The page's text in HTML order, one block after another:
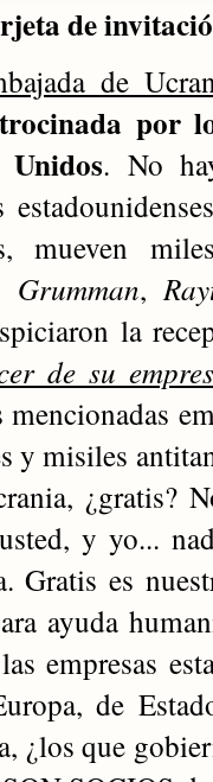
de
de
por
. No
mueven
Grumman,
la
de su
y misiles
¿gratis?
y yo...
Gratis es
ayuda
empresas
de
¿los que